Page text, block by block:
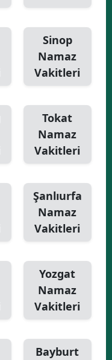
Sinop
Namaz
Vakitleri
Tokat
Namaz
Vakitleri
Şanlıurfa
Namaz
Vakitleri
Yozgat
Namaz
Vakitleri
Bayburt